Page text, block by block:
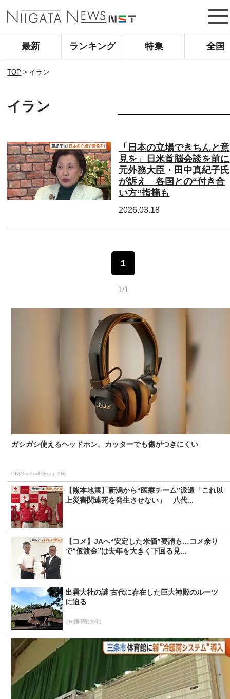
最新 ランキング 特集 全国
TOP > イラン
イラン
「日本の立場できちんと意
見を」日米首脳会談を前に
元外務大臣・田中真紀子氏
が訴え 各国との“付き合
い方”指摘も
2026.03.18
1
1/1
ガシガシ使えるヘッドホン。カッターでも傷がつきにくい
PR(Marshall Group AB)
【熊本地震】新潟から“医療チーム”派遣「これ以
上災害関連死を発生させない」 八代...
【コメ】JAへ“安定した米価”要請も…コメ余り
で“仮渡金”は去年を大きく下回る見...
出雲大社の謎 古代に存在した巨大神殿のルーツ
に迫る
PR(國學院大學)